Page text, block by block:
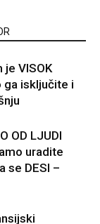
je VISOK
ga isključite i
OD LJUDI
uradite
se DESI –